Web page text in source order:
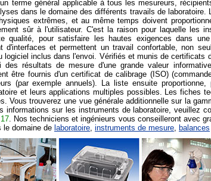
terme général applicable à tous les mesureurs,
dans le domaine des différents travails de
extrêmes, et au même temps doivent
sûr à l'utilisateur. C'est la raison pour laquelle les
qualité, pour satisfaire les hautes exigences dans
d'interfaces et permettent un travail confortable, non
logiciel inclus dans l'envoi. Vérifiés et munis de certificats
des résultats de mesure d'une grande valeur
être fournis d'un certificat de calibrage (ISO)
(par exemple annuels). La liste ensuite
et leurs applications multiples possibles. Les fiches
Vous trouverez une vue générale additionnelle sur la
informations sur les instruments de laboratoire, veuillez
. Nos techniciens et ingénieurs vous conseilleront avec
le domaine de laboratoire, instruments de mesure, balances